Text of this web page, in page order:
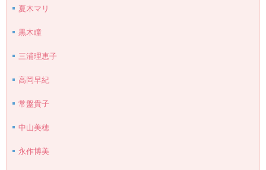
夏木マリ
黒木瞳
三浦理恵子
高岡早紀
常盤貴子
中山美穂
永作博美